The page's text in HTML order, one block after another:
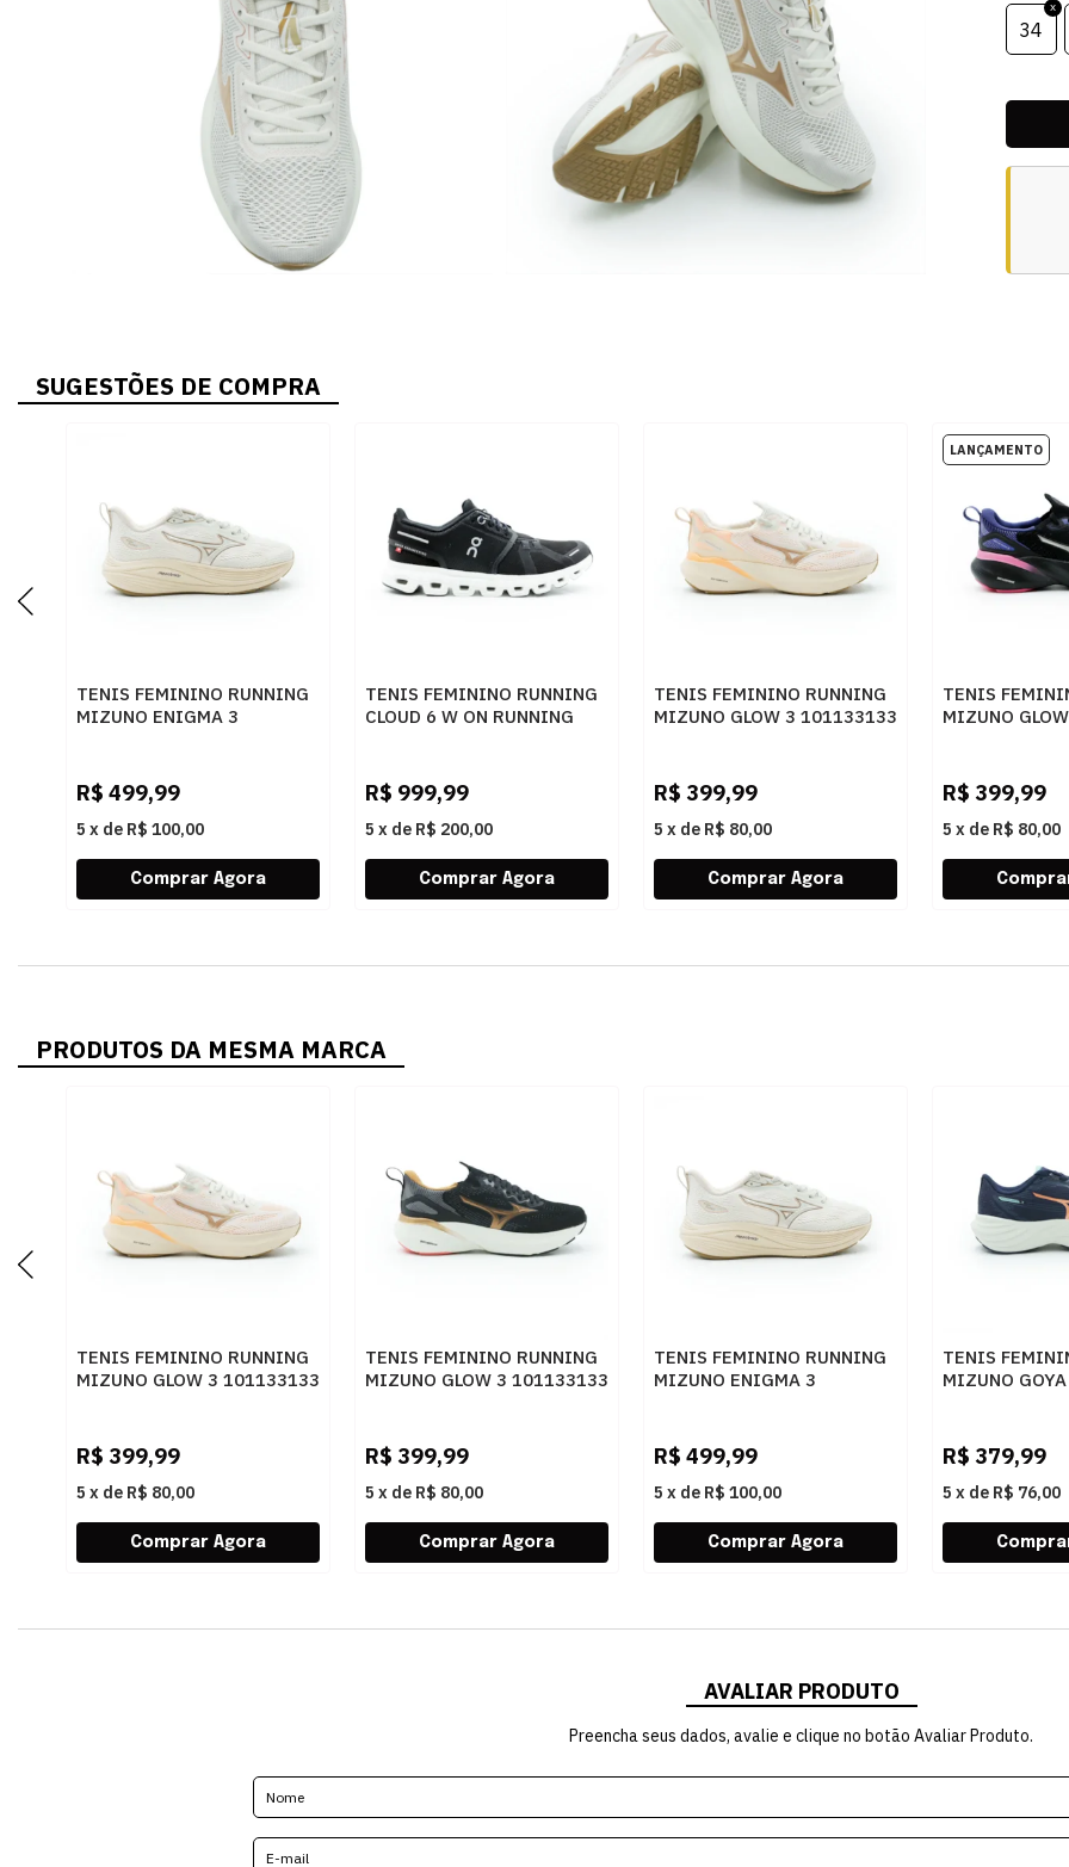
34
SUGESTÕES DE COMPRA
TENIS FEMININO RUNNING
MIZUNO ENIGMA 3
R$ 499,99
5 x de R$ 100,00
TENIS FEMININO RUNNING
CLOUD 6 W ON RUNNING
R$ 999,99
5 x de R$ 200,00
TENIS FEMININO RUNNING
MIZUNO GLOW 3 101133133
R$ 399,99
5 x de R$ 80,00
TENIS
MIZUNO
R$ 399,99
5 x de R$ 80,00
PRODUTOS DA MESMA MARCA
TENIS FEMININO RUNNING
MIZUNO GLOW 3 101133133
R$ 399,99
5 x de R$ 80,00
TENIS FEMININO RUNNING
MIZUNO GLOW 3 101133133
R$ 399,99
5 x de R$ 80,00
TENIS FEMININO RUNNING
MIZUNO ENIGMA 3
R$ 499,99
5 x de R$ 100,00
TENIS
MIZUNO
R$ 379,99
5 x de R$ 76,00
AVALIAR PRODUTO
Preencha seus dados, avalie e clique no botão Avaliar Produto.